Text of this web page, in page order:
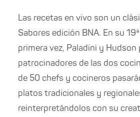
Las recetas en vivo son un
Sabores edición BNA. En su
primera vez, Paladini y
patrocinadores de las dos
de 50 chefs y cocineros
platos tradicionales y
reinterpretándolos con su